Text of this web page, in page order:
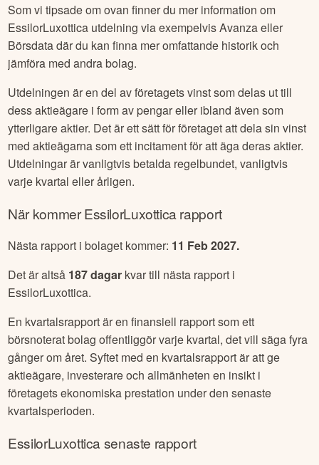
Som vi tipsade om ovan finner du mer information om
EssilorLuxottica utdelning via exempelvis Avanza eller
Börsdata där du kan finna mer omfattande historik och
jämföra med andra bolag.
Utdelningen är en del av företagets vinst som delas ut till
dess aktieägare i form av pengar eller ibland även som
ytterligare aktier. Det är ett sätt för företaget att dela sin vinst
med aktieägarna som ett incitament för att äga deras aktier.
Utdelningar är vanligtvis betalda regelbundet, vanligtvis
varje kvartal eller årligen.
När kommerEssilorLuxotticarapport
Nästa rapport i bolaget kommer: 11 Feb 2027.
Det är altså 187dagar kvar till nästa rapport i
EssilorLuxottica.
En kvartalsrapport är en finansiell rapport som ett
börsnoterat bolag offentliggör varje kvartal, det vill säga fyra
gånger om året. Syftet med en kvartalsrapport är att ge
aktieägare, investerare och allmänheten en insikt i
företagets ekonomiska prestation under den senaste
kvartalsperioden.
EssilorLuxotticasenaste rapport